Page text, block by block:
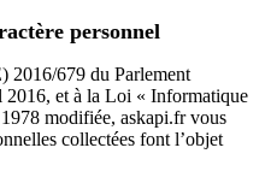
personnel
2016/679 du Parlement
2016, et à la Loi « Informatique
modifiée, askapi.fr vous
collectées font l’objet